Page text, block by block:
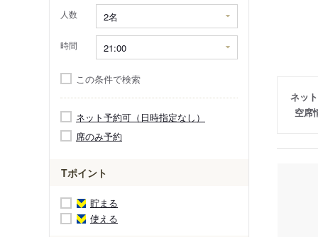
人数
時間
この条件で検索
ネット予約可（日時指定なし）
席のみ予約
Tポイント
貯まる
使える
ネッ
空席